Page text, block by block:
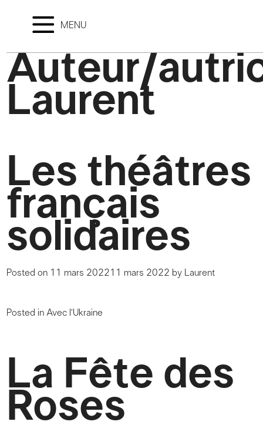
MENU
Auteur/
Laurent
Les théâtres
français
solidaires
Posted on 11 mars 202211 mars 2022 by Laurent
Posted in Avec l’Ukraine
La Fête des
Roses